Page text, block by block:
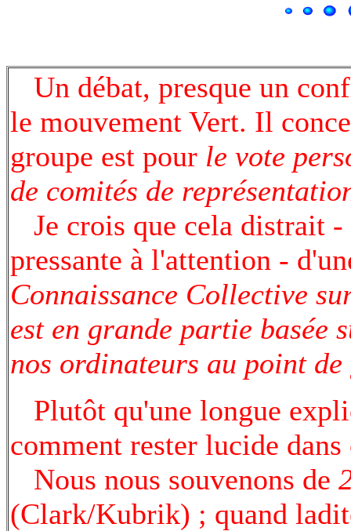
Un débat, presque un
le mouvement Vert. Il
groupe est pour le vote
de comités de
Je crois que cela distrait
pressante à l'attention -
Connaissance Collective
est en grande partie
nos ordinateurs au point
Plutôt qu'une longue
comment rester lucide
Nous nous souvenons de
(Clark/Kubrik) ; quand